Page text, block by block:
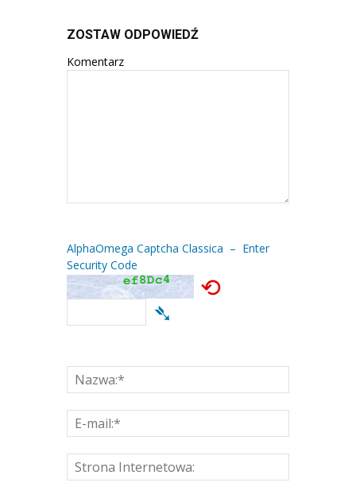
ZOSTAW ODPOWIEDŹ
Komentarz
AlphaOmega Captcha Classica – Enter
Security Code
⟲
➴